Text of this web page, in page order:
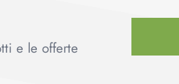
e le offerte